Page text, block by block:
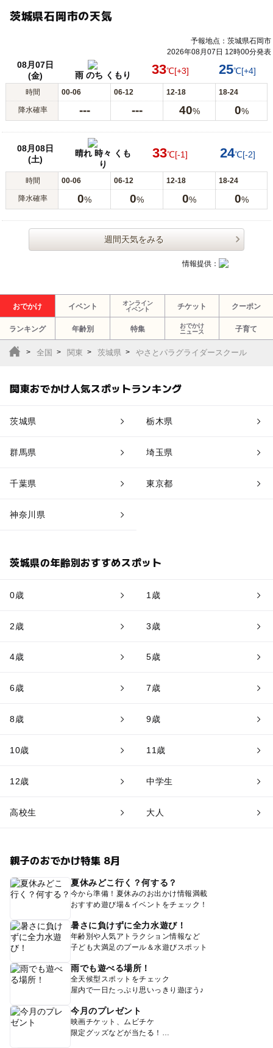
茨城県石岡市の天気
予報地点：茨城県石岡市
2026年08月07日 12時00分発表
08月07日
(金)
雨 のち くもり 33℃[+3] 25℃[+4]
時間 00-06 06-12 12-18 18-24
降水確率 --- --- 40% 0%
08月08日
(土)
晴れ 時々 くも
り
33℃[-1] 24℃[-2]
時間 00-06 06-12 12-18 18-24
降水確率 0% 0% 0% 0%
週間天気をみる
情報提供：
おでかけ イベント
オンライン
イベント
チケット クーポン
ランキング 年齢別 特集
おでかけ
ニュース
子育て
全国 関東 茨城県 やさとパラグライダースクール
関東おでかけ人気スポットランキング
茨城県 栃木県
群馬県 埼玉県
千葉県 東京都
神奈川県
茨城県の年齢別おすすめスポット
0歳 1歳
2歳 3歳
4歳 5歳
6歳 7歳
8歳 9歳
10歳 11歳
12歳 中学生
高校生 大人
親子のおでかけ特集 8月
夏休みどこ行く？何する？
今から準備！夏休みのお出かけ情報満載
おすすめ遊び場＆イベントをチェック！
暑さに負けずに全力水遊び！
年齢別や人気アトラクション情報など
子ども大満足のプール＆水遊びスポット
雨でも遊べる場所！
全天候型スポットをチェック
屋内で一日たっぷり思いっきり遊ぼう♪
今月のプレゼント
映画チケット、ムビチケ
限定グッズなどが当たる！